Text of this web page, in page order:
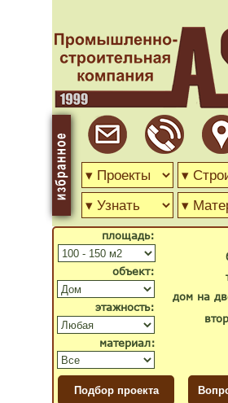
дом на
объект:
материал:
площадь:
этажность: